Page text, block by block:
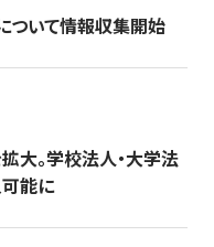
ついて情報収集開始
大。学校法人・大学法
能に